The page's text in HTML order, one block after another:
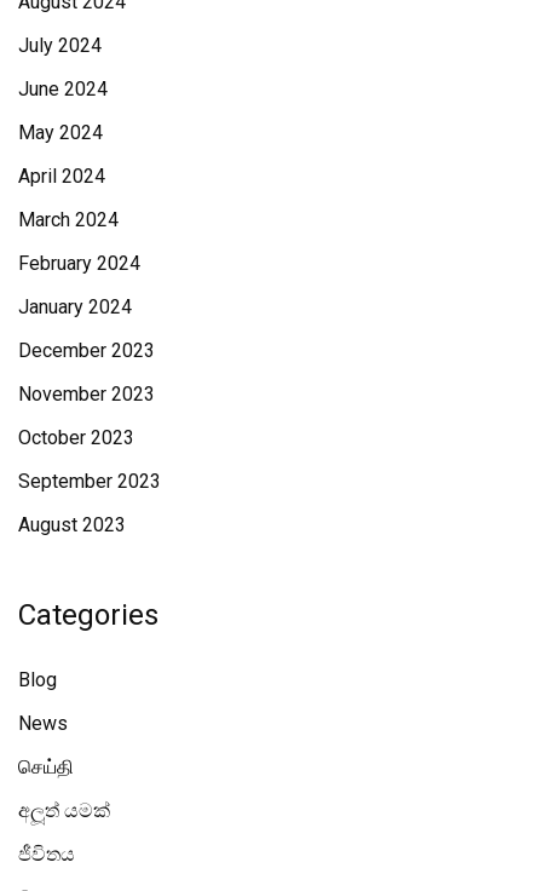
July 2024
June 2024
May 2024
April 2024
March 2024
February 2024
January 2024
December 2023
November 2023
October 2023
September 2023
August 2023
Categories
Blog
News
செய்தி
අලූත් යමක්
ජීවිතය